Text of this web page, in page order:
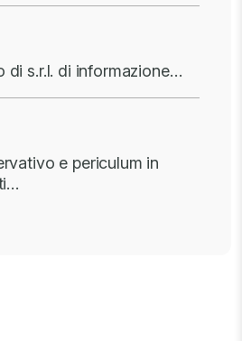
di s.r.l. di informazione…
e periculum in